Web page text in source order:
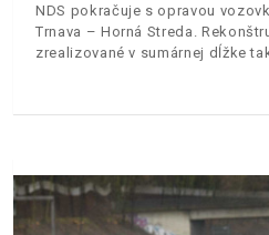
NDS pokračuje s opravou
Trnava – Horná Streda.
zrealizované v sumárnej dĺžke